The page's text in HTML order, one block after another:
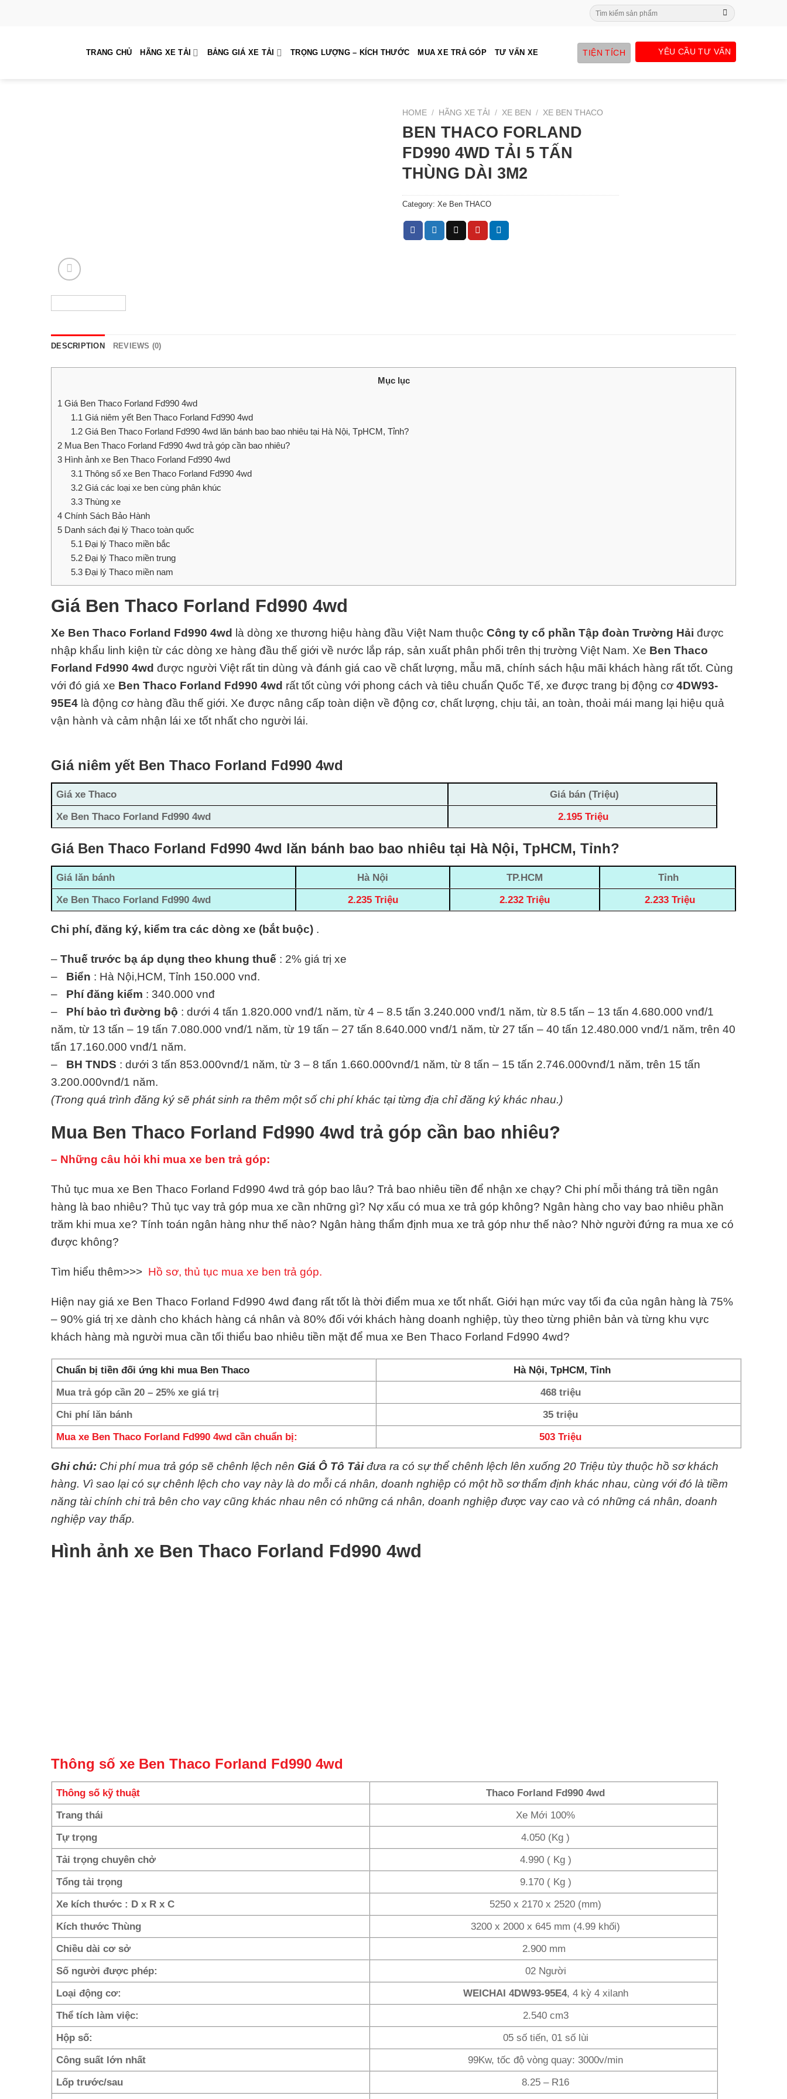
Search
for:
TRANG CHỦ HÃNG XE TẢI BẢNG GIÁ XE TẢI TRỌNG LƯỢNG – KÍCH THƯỚC MUA XE TRẢ GÓP TƯ VẤN XE TIỆN TÍCH YÊU CẦU TƯ VẤN
HOME / HÃNG XE TẢI / XE BEN / XE BEN THACO
BEN THACO FORLAND
FD990 4WD TẢI 5 TẤN
THÙNG DÀI 3M2
Category: Xe Ben THACO
DESCRIPTION REVIEWS (0)
Mục lục
1 Giá Ben Thaco Forland Fd990 4wd
1.1 Giá niêm yết Ben Thaco Forland Fd990 4wd
1.2Giá Ben Thaco Forland Fd990 4wd lăn bánh bao bao nhiêu tại Hà Nội, TpHCM, Tỉnh?
2 Mua Ben Thaco Forland Fd990 4wd trả góp cần bao nhiêu?
3 Hình ảnh xe Ben Thaco Forland Fd990 4wd
3.1 Thông số xe Ben Thaco Forland Fd990 4wd
3.2Giá các loại xe ben cùng phân khúc
3.3Thùng xe
4 Chính Sách Bảo Hành
5 Danh sách đại lý Thaco toàn quốc
5.1 Đại lý Thaco miền bắc
5.2Đại lý Thaco miền trung
5.3Đại lý Thaco miền nam
Giá Ben Thaco Forland Fd990 4wd
Xe Ben Thaco Forland Fd990 4wd là dòng xe thương hiệu hàng đầu Việt Nam thuộc Công ty cổ phần Tập đoàn Trường Hải được
nhập khẩu linh kiện từ các dòng xe hàng đầu thế giới về nước lắp ráp, sản xuất phân phối trên thị trường Việt Nam. Xe Ben Thaco
Forland Fd990 4wd được người Việt rất tin dùng và đánh giá cao về chất lượng, mẫu mã, chính sách hậu mãi khách hàng rất tốt. Cùng
với đó giá xe Ben Thaco Forland Fd990 4wd rất tốt cùng với phong cách và tiêu chuẩn Quốc Tế, xe được trang bị động cơ 4DW93-
95E4 là động cơ hàng đầu thế giới. Xe được nâng cấp toàn diện về động cơ, chất lượng, chịu tải, an toàn, thoải mái mang lại hiệu quả
vận hành và cảm nhận lái xe tốt nhất cho người lái.
Giá niêm yết Ben Thaco Forland Fd990 4wd
Giá xe Thaco
Giá bán (Triệu)
Xe Ben Thaco Forland Fd990 4wd
2.195 Triệu
Giá Ben Thaco Forland Fd990 4wd lăn bánh bao bao nhiêu tại Hà Nội, TpHCM, Tỉnh?
Giá lăn bánh Hà Nội TP.HCM
Tỉnh
Xe Ben Thaco Forland Fd990 4wd
2.235 Triệu 2.232 Triệu 2.233 Triệu
Chi phí, đăng ký, kiểm tra các dòng xe (bắt buộc) .
– Thuế trước bạ áp dụng theo khung thuế : 2% giá trị xe
– Biển : Hà Nội,HCM, Tỉnh 150.000 vnđ.
– Phí đăng kiểm : 340.000 vnđ
– Phí bảo trì đường bộ : dưới 4 tấn 1.820.000 vnđ/1 năm, từ 4 – 8.5 tấn 3.240.000 vnđ/1 năm, từ 8.5 tấn – 13 tấn 4.680.000 vnđ/1
năm, từ 13 tấn – 19 tấn 7.080.000 vnđ/1 năm, từ 19 tấn – 27 tấn 8.640.000 vnđ/1 năm, từ 27 tấn – 40 tấn 12.480.000 vnđ/1 năm, trên 40
tấn 17.160.000 vnđ/1 năm.
– BH TNDS : dưới 3 tấn 853.000vnđ/1 năm, từ 3 – 8 tấn 1.660.000vnđ/1 năm, từ 8 tấn – 15 tấn 2.746.000vnđ/1 năm, trên 15 tấn
3.200.000vnđ/1 năm.
(Trong quá trình đăng ký sẽ phát sinh ra thêm một số chi phí khác tại từng địa chỉ đăng ký khác nhau.)
Mua Ben Thaco Forland Fd990 4wd trả góp cần bao nhiêu?
– Những câu hỏi khi mua xe ben trả góp:
Thủ tục mua xe Ben Thaco Forland Fd990 4wd trả góp bao lâu? Trả bao nhiêu tiền để nhận xe chạy? Chi phí mỗi tháng trả tiền ngân
hàng là bao nhiêu? Thủ tục vay trả góp mua xe cần những gì? Nợ xấu có mua xe trả góp không? Ngân hàng cho vay bao nhiêu phần
trăm khi mua xe? Tính toán ngân hàng như thế nào? Ngân hàng thẩm định mua xe trả góp như thế nào? Nhờ người đứng ra mua xe có
được không?
Tìm hiểu thêm>>> Hồ sơ, thủ tục mua xe ben trả góp.
Hiện nay giá xe Ben Thaco Forland Fd990 4wd đang rất tốt là thời điểm mua xe tốt nhất. Giới hạn mức vay tối đa của ngân hàng là 75%
– 90% giá trị xe dành cho khách hàng cá nhân và 80% đối với khách hàng doanh nghiệp, tùy theo từng phiên bản và từng khu vực
khách hàng mà người mua cần tối thiểu bao nhiêu tiền mặt để mua xe Ben Thaco Forland Fd990 4wd?
Chuẩn bị tiền đối ứng khi mua Ben Thaco
Hà Nội, TpHCM, Tỉnh
Mua trả góp cần 20 – 25% xe giá trị
468 triệu
Chi phí lăn bánh
35 triệu
Mua xe Ben Thaco Forland Fd990 4wd cần chuẩn bị:
503 Triệu
Ghi chú: Chi phí mua trả góp sẽ chênh lệch nên Giá Ô Tô Tảiđưa ra có sự thể chênh lệch lên xuống 20 Triệu tùy thuộc hồ sơ khách
hàng. Vì sao lại có sự chênh lệch cho vay này là do mỗi cá nhân, doanh nghiệp có một hồ sơ thẩm định khác nhau, cùng với đó là tiềm
năng tài chính chi trả bên cho vay cũng khác nhau nên có những cá nhân, doanh nghiệp được vay cao và có những cá nhân, doanh
nghiệp vay thấp.
Hình ảnh xe Ben Thaco Forland Fd990 4wd
Thông số xe Ben Thaco Forland Fd990 4wd
Thông số kỹ thuật
Thaco Forland Fd990 4wd
Trang thái
Xe Mới 100%
Tự trọng
4.050 (Kg )
Tải trọng chuyên chở
4.990 ( Kg )
Tổng tải trọng
9.170 ( Kg )
Xe kích thước : D x R x C
5250 x 2170 x 2520 (mm)
Kích thước Thùng
3200 x 2000 x 645 mm (4.99 khối)
Chiều dài cơ sở
2.900 mm
Số người được phép:
02 Người
Loại động cơ:
WEICHAI 4DW93-95E4, 4 kỳ 4 xilanh
Thể tích làm việc:
2.540 cm3
Hộp số:
05 số tiến, 01 số lùi
Công suất lớn nhất
99Kw, tốc độ vòng quay: 3000v/min
Lốp trước/sau
8.25 – R16